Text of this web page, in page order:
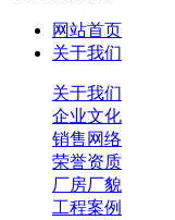
网站首页
关于我们
关于我们
企业文化
销售网络
荣誉资质
厂房厂貌
工程案例